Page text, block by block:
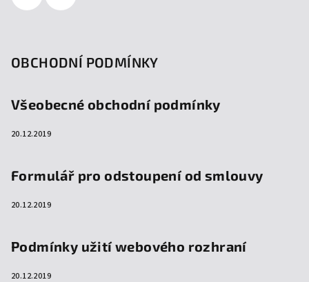
OBCHODNÍ PODMÍNKY
Všeobecné obchodní podmínky
20.12.2019
Formulář pro odstoupení od smlouvy
20.12.2019
Podmínky užití webového rozhraní
20.12.2019